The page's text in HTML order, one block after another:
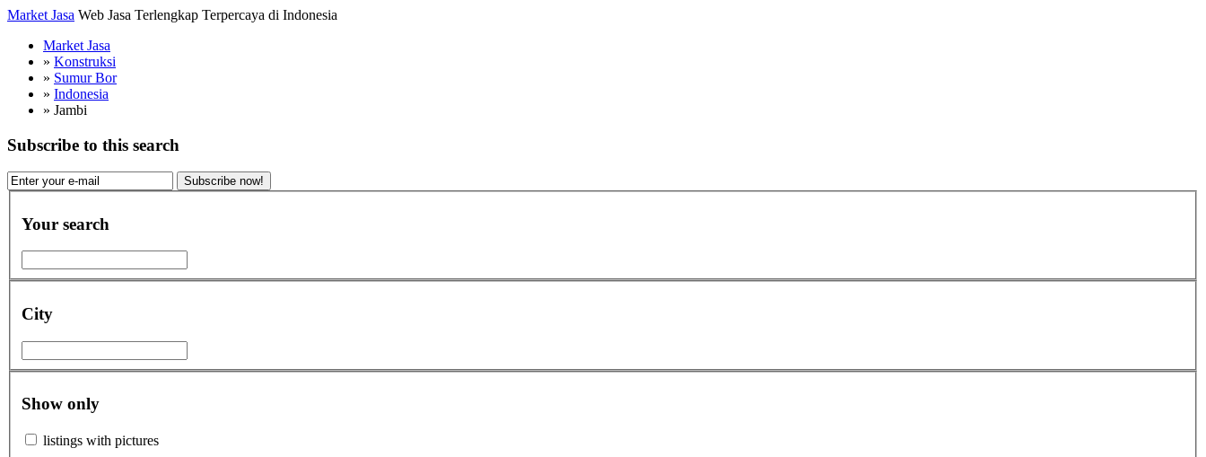
Market Jasa Web Jasa Terlengkap Terpercaya di Indonesia
Market Jasa
» Konstruksi
» Sumur Bor
» Indonesia
» Jambi
Subscribe to this search
Subscribe now!
Your search
City
Show only
listings with pictures